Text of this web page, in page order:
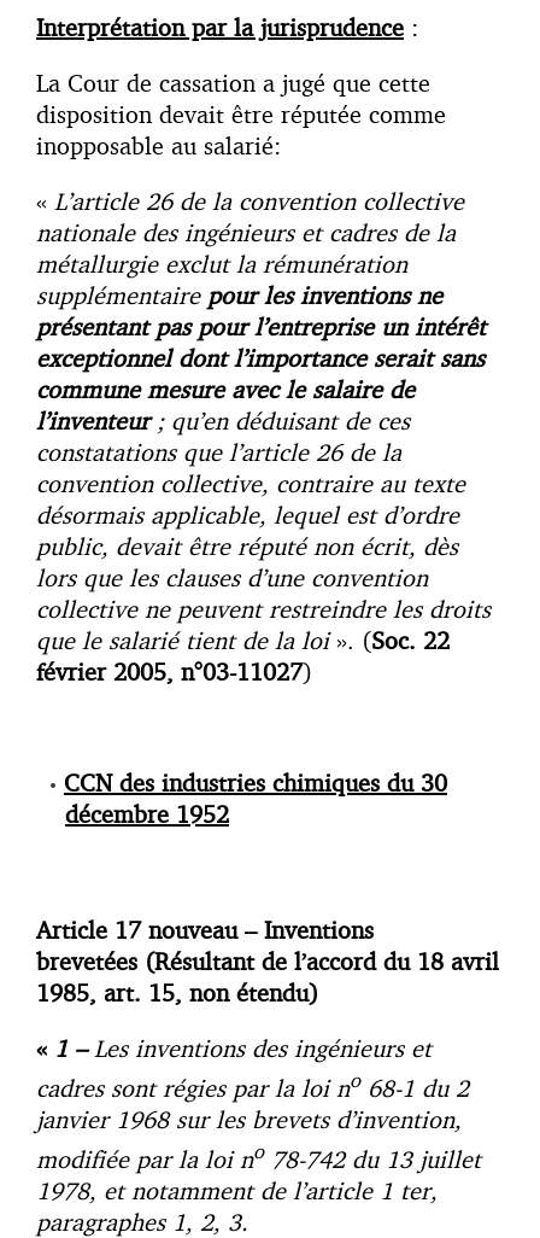
Interprétation par la jurisprudence :
La Cour de cassation a jugé que cette
disposition devait être réputée comme
inopposable au salarié:
« L’article 26 de la convention collective
nationale des ingénieurs et cadres de la
métallurgie exclut la rémunération
supplémentaire pour les inventions ne
présentant pas pour l’entreprise un intérêt
exceptionnel dont l’importance serait sans
commune mesure avec le salaire de
l’inventeur; qu’en déduisant de ces
constatations que l’article 26 de la
convention collective, contraire au texte
désormais applicable, lequel est d’ordre
public, devait être réputé non écrit, dès
lors que les clauses d’une convention
collective ne peuvent restreindre les droits
que le salarié tient de la loi ». (Soc. 22
février 2005, n°03-11027)
CCN des industries chimiques du 30
décembre 1952
Article 17 nouveau – Inventions
brevetées (Résultant de l’accord du 18 avril
1985, art. 15, non étendu)
« 1 –Les inventions des ingénieurs et
cadres sont régies par la loi no68-1 du 2
janvier 1968 sur les brevets d’invention,
modifiée par la loi no78-742 du 13 juillet
1978, et notamment de l’article 1 ter,
paragraphes 1, 2, 3.